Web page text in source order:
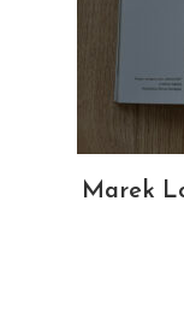
Marek